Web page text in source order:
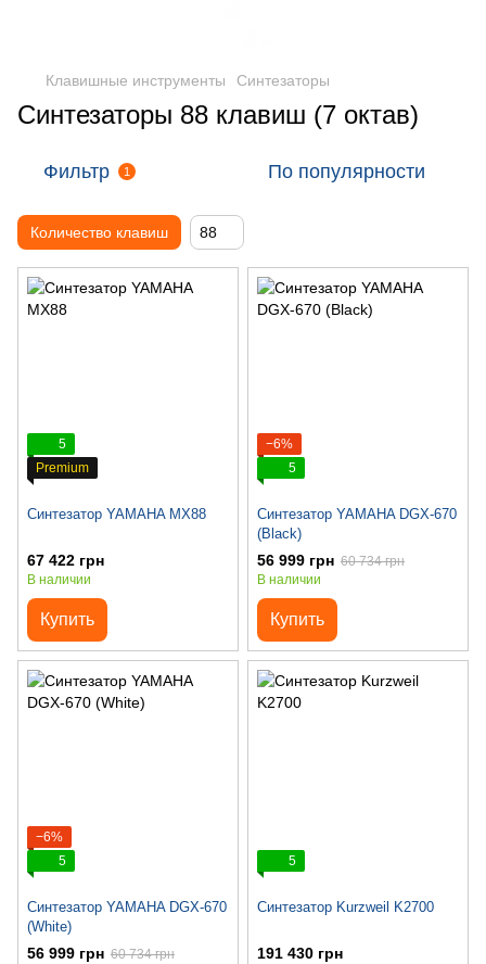
Клавишные инструменты Синтезаторы
Синтезаторы 88 клавиш (7 октав)
Фильтр 1 По популярности
Количество клавиш 88
5
Premium
Синтезатор YAMAHA MX88
67 422 грн
В наличии
Купить
−6%
5
Синтезатор YAMAHA DGX-670
(Black)
56 999 грн 60 734 грн
В наличии
Купить
−6%
5
Синтезатор YAMAHA DGX-670
(White)
56 999 грн 60 734 грн
5
Синтезатор Kurzweil K2700
191 430 грн